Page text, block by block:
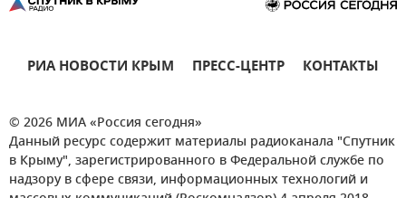
РИА НОВОСТИ КРЫМ ПРЕСС-ЦЕНТР КОНТАКТЫ
© 2026 МИА «Россия сегодня»
Данный ресурс содержит материалы радиоканала "Спутник
в Крыму", зарегистрированного в Федеральной службе по
надзору в сфере связи, информационных технологий и